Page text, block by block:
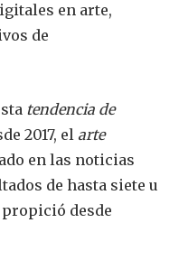
en arte,
de
tendencia de
2017, elarte
en las noticias
de hasta siete u
propició desde